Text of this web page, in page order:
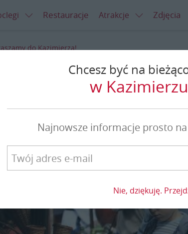
Restauracje Atrakcje Zdjęcia
do Kazimierza!
do Kazimierza!
Chcesz być na
w
Najnowsze informacje prosto
Nie, dziękuję.